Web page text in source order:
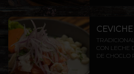
CON LECHE
DE CHOCLO